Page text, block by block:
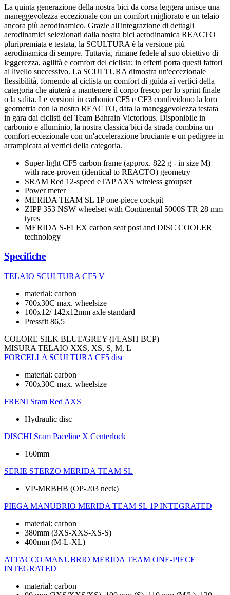
La quinta generazione della nostra bici da corsa leggera unisce una
maneggevolezza eccezionale con un comfort migliorato e un telaio
ancora più aerodinamico. Grazie all'integrazione di dettagli
aerodinamici selezionati dalla nostra bici aerodinamica REACTO
pluripremiata e testata, la SCULTURA è la versione più
aerodinamica di sempre. Tuttavia, rimane fedele al suo obiettivo di
leggerezza, agilità e comfort del ciclista; in effetti porta questi fattori
al livello successivo. La SCULTURA dimostra un'eccezionale
flessibilità, fornendo al ciclista un comfort di guida ai vertici della
categoria che aiuterà a mantenere il corpo fresco per lo sprint finale
o la salita. Le versioni in carbonio CF5 e CF3 condividono la loro
geometria con la nostra REACTO, data la maneggevolezza testata
in gara dai ciclisti del Team Bahrain Victorious. Disponibile in
carbonio e alluminio, la nostra classica bici da strada combina un
comfort eccezionale con un'accelerazione bruciante e un pedigree in
arrampicata ai vertici della categoria.
Super-light CF5 carbon frame (approx. 822 g - in size M)
with race-proven (identical to REACTO) geometry
SRAM Red 12-speed eTAP AXS wireless groupset
Power meter
MERIDA TEAM SL 1P one-piece cockpit
ZIPP 353 NSW wheelset with Continental 5000S TR 28 mm
tyres
MERIDA S-FLEX carbon seat post and DISC COOLER
technology
Specifiche
TELAIO SCULTURA CF5 V
material: carbon
700x30C max. wheelsize
100x12/ 142x12mm axle standard
Pressfit 86,5
COLORE SILK BLUE/GREY (FLASH BCP)
MISURA TELAIO XXS, XS, S, M, L
FORCELLA SCULTURA CF5 disc
material: carbon
700x30C max. wheelsize
FRENI Sram Red AXS
Hydraulic disc
DISCHI Sram Paceline X Centerlock
160mm
SERIE STERZO MERIDA TEAM SL
VP-MRBHB (OP-203 neck)
PIEGA MANUBRIO MERIDA TEAM SL 1P INTEGRATED
material: carbon
380mm (3XS-XXS-XS-S)
400mm (M-L-XL)
ATTACCO MANUBRIO MERIDA TEAM ONE-PIECE
INTEGRATED
material: carbon